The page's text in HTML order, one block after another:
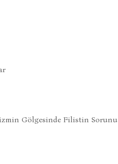
Gölgesinde Filistin Sorunu